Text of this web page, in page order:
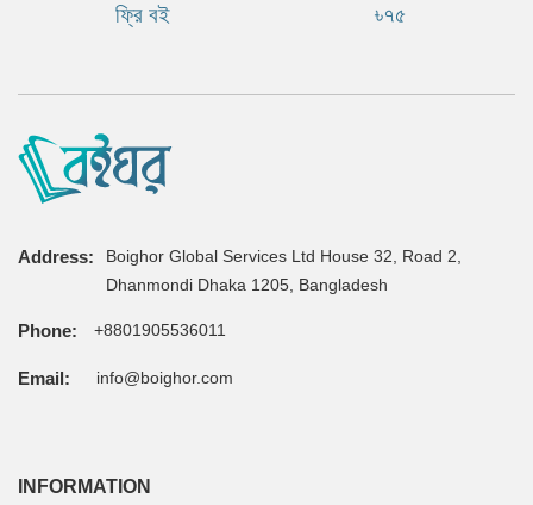
ফ্রি বই ৳৭৫
Address:
Boighor Global Services Ltd House 32, Road 2,
Dhanmondi Dhaka 1205, Bangladesh
Phone: +8801905536011
Email: info@boighor.com
INFORMATION